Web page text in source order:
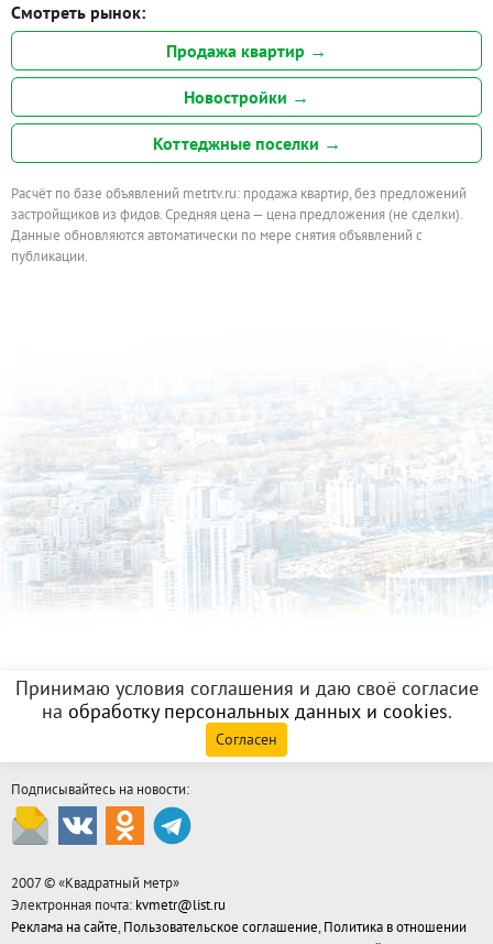
Смотреть рынок:
Продажа квартир →
Новостройки →
Коттеджные поселки →
Расчёт по базе объявлений metrtv.ru: продажа квартир, без предложений
застройщиков из фидов. Средняя цена — цена предложения (не сделки).
Данные обновляются автоматически по мере снятия объявлений с
публикации.
Принимаю условия соглашения и даю своё согласие
на обработку персональных данных и cookies.
Согласен
Подписывайтесь на новости:
2007 © «Квадратный метр»
Электронная почта: kvmetr@list.ru
Реклама на сайте, Пользовательское соглашение, Политика в отношении